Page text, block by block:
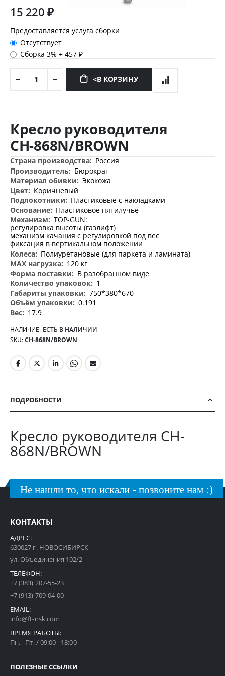
15 220 ₽
Предоставляется услуга сборки
Отсутствует
Сборка 3%+457 ₽
<В КОРЗИНУ
к
началу
галереи
изображений
Кресло руководителя
CH-868N/BROWN
Дополнительная
информация
Россия
Бюрократ
Экокожа
Коричневый
Пластиковые с накладками
Пластиковое пятилучье
TOP-GUN:
регулировка высоты (газлифт)
механизм качания с регулировкой под вес
фиксация в вертикальном положении
Полиуретановые (для паркета и ламината)
120 кг
В разобранном виде
1
750*380*670
0.191
17.9
НАЛИЧИЕ: ЕСТЬ В НАЛИЧИИ
SKU CH-868N/BROWN
ПОДРОБНОСТИ
Кресло руководителя CH-
868N/BROWN
Не нашли то, что искали - позвоните нам :)
КОНТАКТЫ
АДРЕС:
630027 г. НОВОСИБИРСК,
ул. Объединения 102/2
ТЕЛЕФОН:
+7 (383) 207-55-23
+7 (913) 709-04-00
EMAIL:
info@ft-nsk.com
ВРЕМЯ РАБОТЫ:
Пн. - Пт. / 09:00 - 18:00
ПОЛЕЗНЫЕ ССЫЛКИ